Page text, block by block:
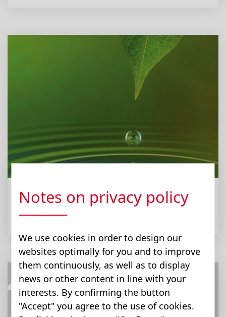
环境和可持续性
我们对可持续技术产品的承诺
Notes on privacy policy
We use cookies in order to design our
websites optimally for you and to improve
them continuously, as well as to display
news or other content in line with your
interests. By confirming the button
"Accept" you agree to the use of cookies.